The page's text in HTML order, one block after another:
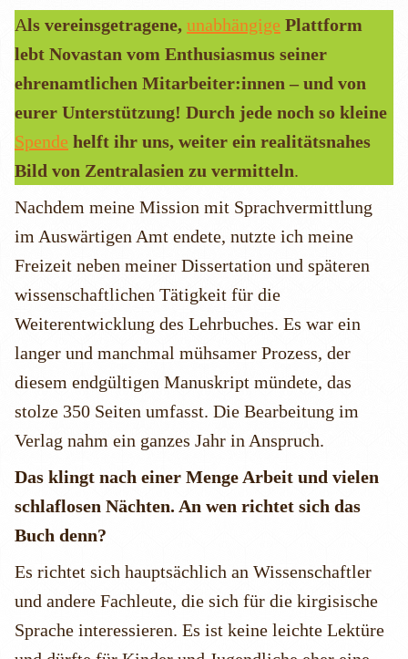
Als vereinsgetragene, unabhängige Plattform
lebt Novastan vom Enthusiasmus seiner
ehrenamtlichen Mitarbeiter:innen – und von
eurer Unterstützung! Durch jede noch so kleine
Spende helft ihr uns, weiter ein realitätsnahes
Bild von Zentralasien zu vermitteln.
Nachdem meine Mission mit Sprachvermittlung
im Auswärtigen Amt endete, nutzte ich meine
Freizeit neben meiner Dissertation und späteren
wissenschaftlichen Tätigkeit für die
Weiterentwicklung des Lehrbuches. Es war ein
langer und manchmal mühsamer Prozess, der
diesem endgültigen Manuskript mündete, das
stolze 350 Seiten umfasst. Die Bearbeitung im
Verlag nahm ein ganzes Jahr in Anspruch.
Das klingt nach einer Menge Arbeit und vielen
schlaflosen Nächten. An wen richtet sich das
Buch denn?
Es richtet sich hauptsächlich an Wissenschaftler
und andere Fachleute, die sich für die kirgisische
Sprache interessieren. Es ist keine leichte Lektüre